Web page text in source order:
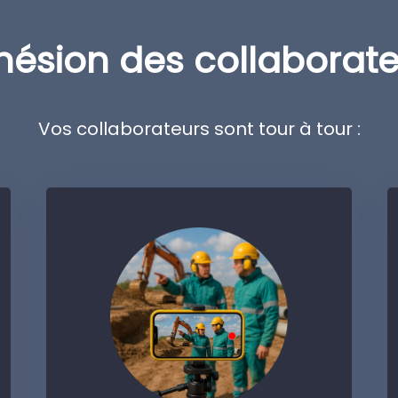
des
Vos collaborateurs sont tour à tour :